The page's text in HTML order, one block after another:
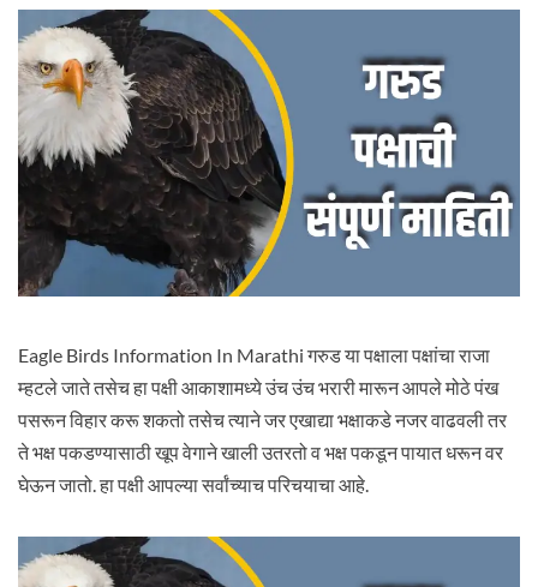
Eagle Birds Information In Marathi गरुड या पक्षाला पक्षांचा राजा
म्हटले जाते तसेच हा पक्षी आकाशामध्ये उंच उंच भरारी मारून आपले मोठे पंख
पसरून विहार करू शकतो तसेच त्याने जर एखाद्या भक्षाकडे नजर वाढवली तर
ते भक्ष पकडण्यासाठी खूप वेगाने खाली उतरतो व भक्ष पकडून पायात धरून वर
घेऊन जातो. हा पक्षी आपल्या सर्वांच्याच परिचयाचा आहे.